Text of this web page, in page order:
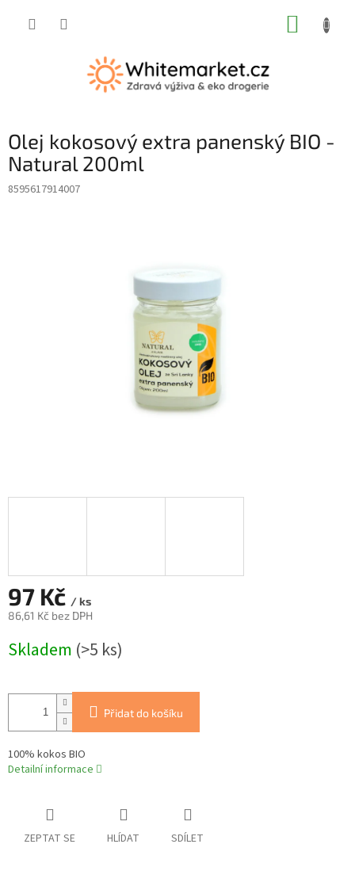
Olej kokosový extra panenský BIO -
Natural 200ml
8595617914007
97 Kč / ks
86,61 Kč bez DPH
cena:
Skladem (>5 ks)
Přidat do košíku
100% kokos BIO
Detailní informace
ZEPTAT SE HLÍDAT SDÍLET